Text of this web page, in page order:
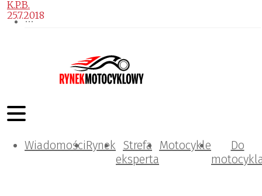
WiadomościRynek Strefa
eksperta
Motocykle
Do
K.P.B.
25.7.2018